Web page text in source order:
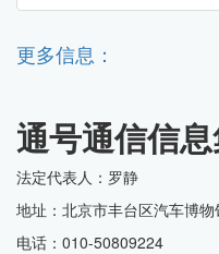
更多信息：
通号通信信
法定代表人：罗静
地址：北京市丰台区汽车博
电话：010-50809224